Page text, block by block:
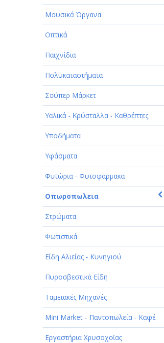
Μουσικά Όργανα
Οπτικά
Παιχνίδια
Πολυκαταστήματα
Σούπερ Μάρκετ
Υαλικά - Κρύσταλλα - Καθρέπτες
Υποδήματα
Υφάσματα
Φυτώρια - Φυτοφάρμακα
Οπωροπωλεια
Στρώματα
Φωτιστικά
Είδη Αλιείας - Κυνηγιού
Πυροσβεστικά Είδη
Ταμειακές Μηχανές
Mini Market - Παντοπωλεία - Καφέ
Εργαστήρια Χρυσοχοϊας